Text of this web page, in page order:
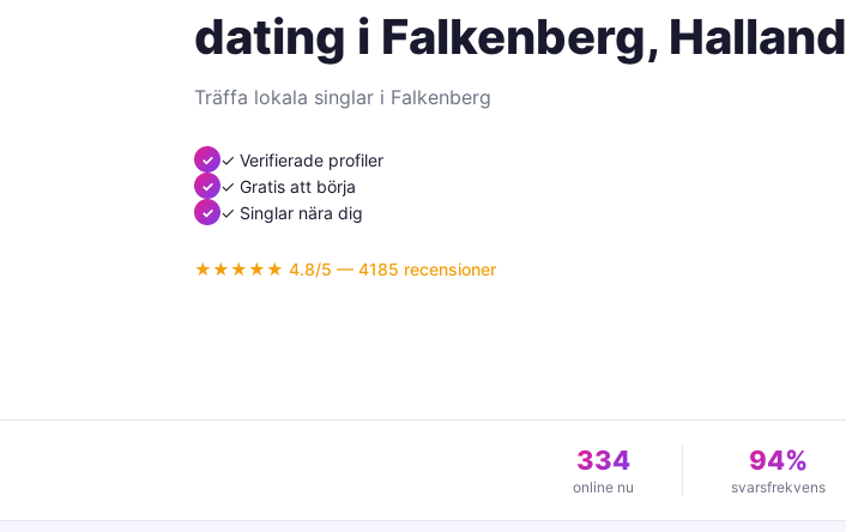
dating i Falkenberg, Halland
Träffa lokala singlar i Falkenberg
✓ Verifierade profiler
✓ Gratis att börja
✓ Singlar nära dig
★★★★★ 4.8/5 — 4185 recensioner
334
online nu
94%
svarsfrekvens